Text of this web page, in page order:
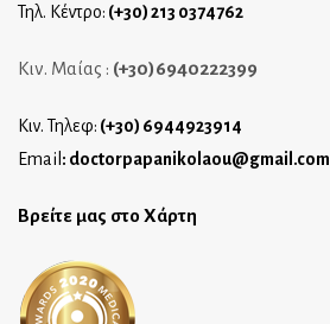
Τηλ. Κέντρο: (+30) 213 0374762
Κιν. Μαίας : (+30)6940222399
Κιν. Τηλεφ: (+30) 6944923914
Email : doctorpapanikolaou@gmail.com
Βρείτε μας στο Χάρτη